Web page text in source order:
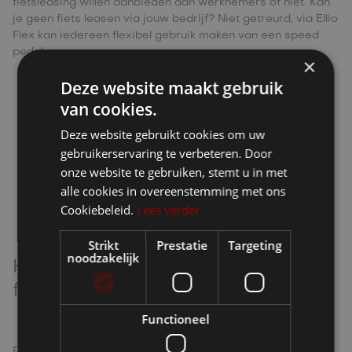
fietsleasing willen aanbieden aan werknemers of niet. Kan
je geen fiets leasen via jouw bedrijf? Niet getreurd, via Ellio
Flex kan iedereen flexibel gebruik maken van een speed
pedelec.
Kan je niet leasen? Ontdek Ellio
Flex!
Hoe zit het juist met
fietsvergoeding?
×
Deze website maakt gebruik
van cookies.
Deze website gebruikt cookies om uw
gebruikerservaring te verbeteren. Door
onze website te gebruiken, stemt u in met
alle cookies in overeenstemming met ons
Cookiebeleid. Lees verder
Strikt
noodzakelijk
Prestatie Targeting
Functioneel